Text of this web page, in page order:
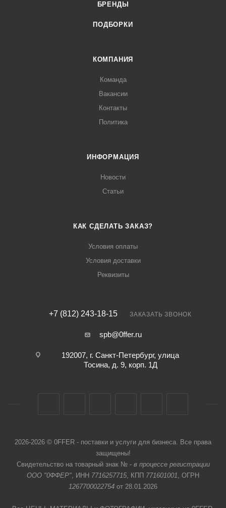
БРЕНДЫ
ПОДБОРКИ
КОМПАНИЯ
Команда
Вакансии
Контакты
Политика
ИНФОРМАЦИЯ
Новости
Статьи
КАК СДЕЛАТЬ ЗАКАЗ?
Условия оплаты
Условия доставки
Реквизиты
+7 (812) 243-18-15 ЗАКАЗАТЬ ЗВОНОК
spb@0ffer.ru
192007, г. Санкт-Петербург, улица
Тосина, д. 9, корп. 1Д
2026-2026 © 0FFER - поставки и услуги для бизнеса. Все права
защищены!
Свидетельство на товарный знак № - в процессе регистрации
ООО "0ФФЕР", ИНН 7716257715, КПП 771601001, ОГРН
1267700022754 от 28.01.2026